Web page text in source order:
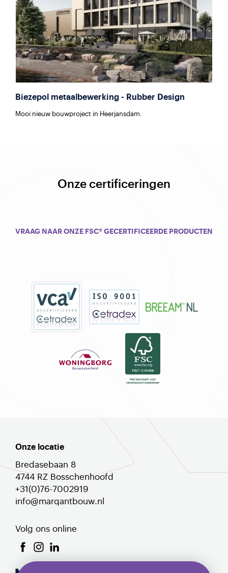
Biezepol metaalbewerking - Rubber Design
Mooi nieuw bouwproject in Heerjansdam.
Onze certificeringen
VRAAG NAAR ONZE FSC® GECERTIFICEERDE PRODUCTEN
Onze locatie
Bredasebaan 8
4744 RZ Bosschenhoofd
+31(0)76-7002919
info@marqantbouw.nl
Volg ons online